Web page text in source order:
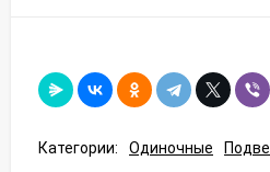
Категории: Одиночные